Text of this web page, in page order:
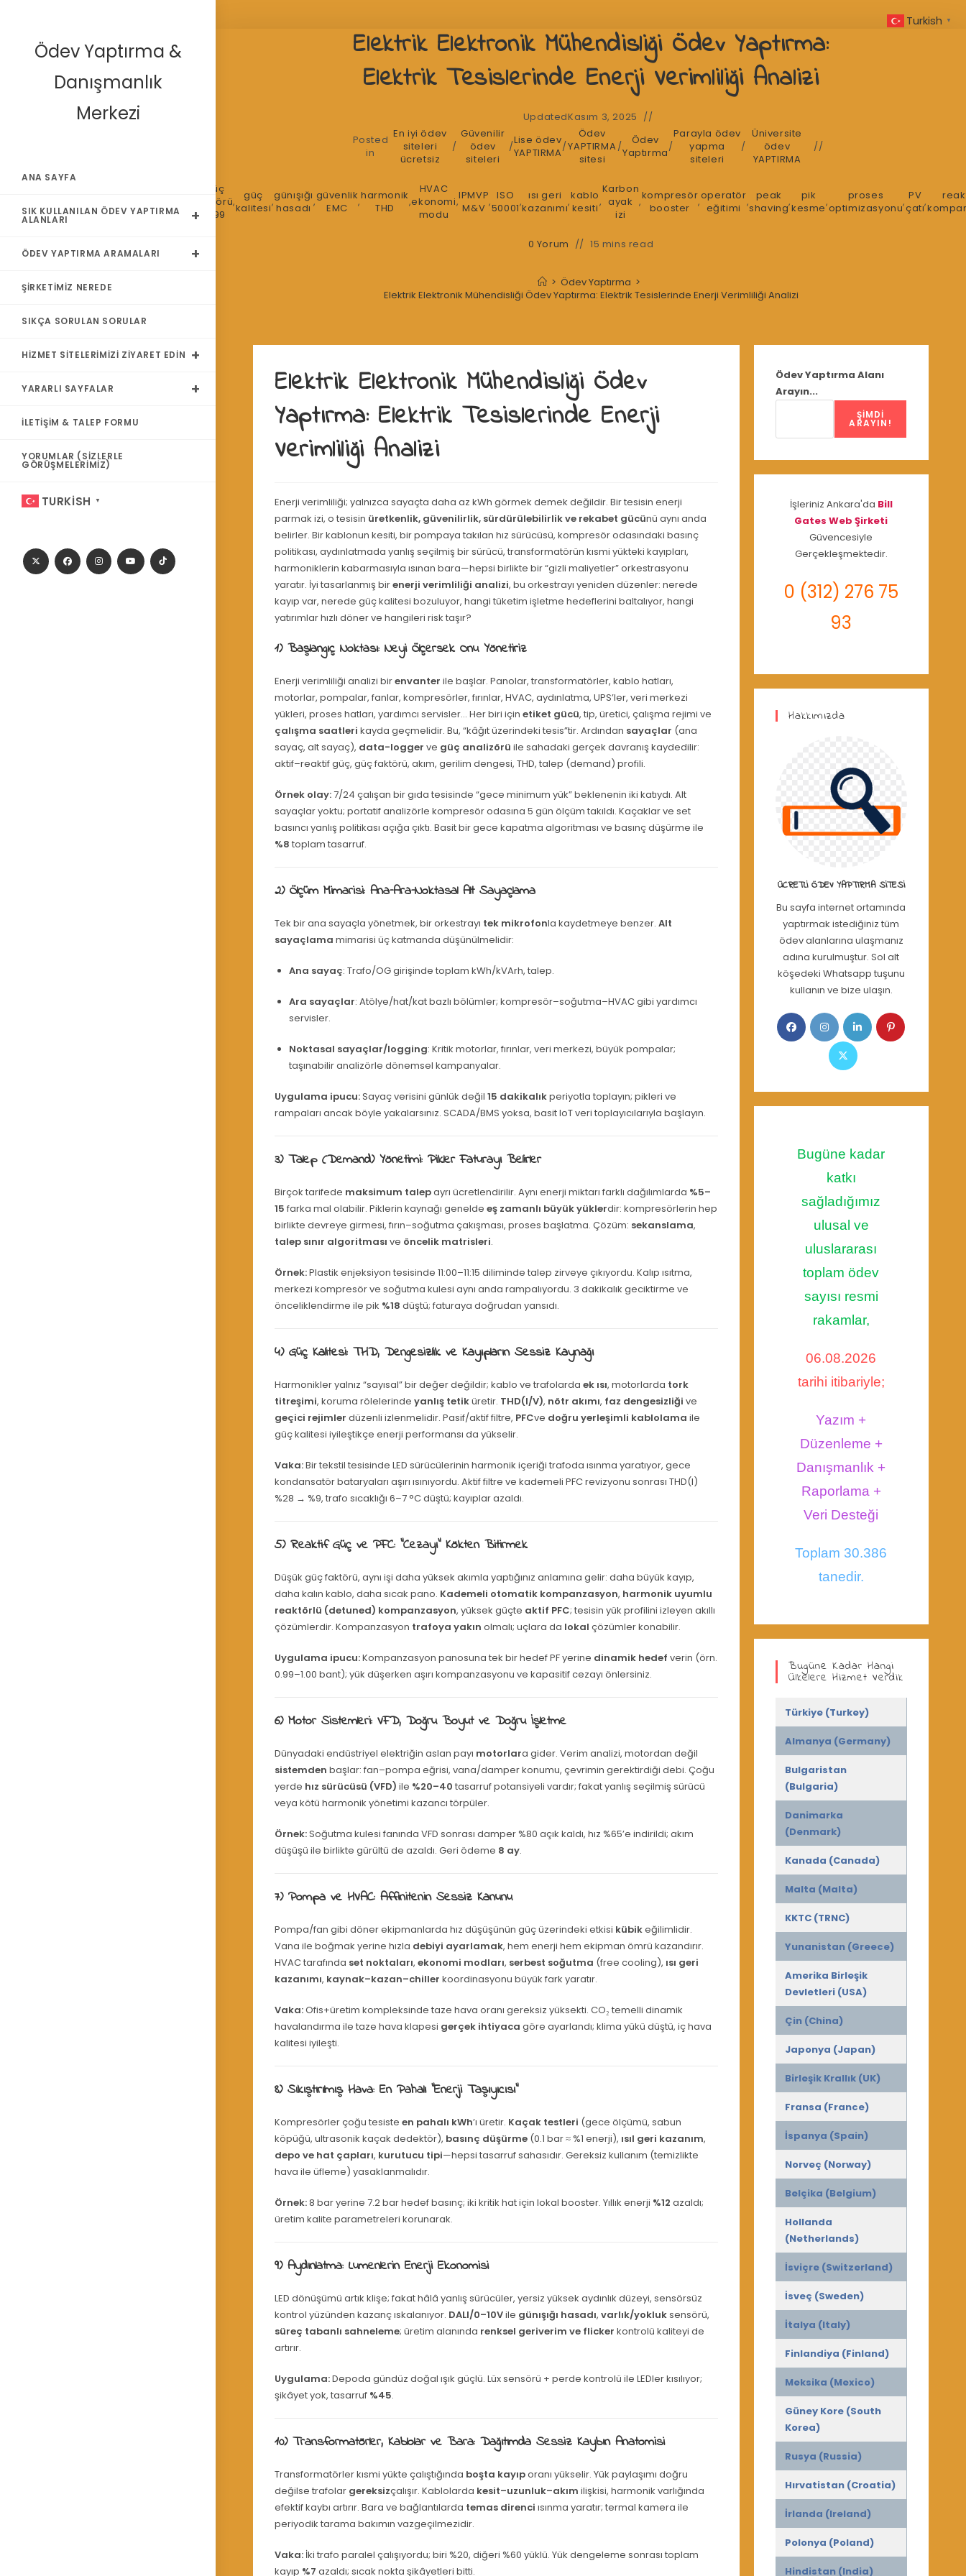
Ödev Yaptırma &
Danışmanlık
Merkezi
ANA SAYFA
SIK KULLANILAN ÖDEV YAPTIRMA
ALANLARI
ÖDEV YAPTIRMA ARAMALARI
ŞIRKETIMIZ NEREDE
SIKÇA SORULAN SORULAR
HIZMET SITELERIMIZI ZIYARET EDIN
YARARLI SAYFALAR
İLETIŞIM & TALEP FORMU
YORUMLAR (SIZLERLE
GÖRÜŞMELERIMIZ)
TURKISH ▼
Elektrik Elektronik Mühendisliği Ödev Yaptırma:
Elektrik Tesislerinde Enerji Verimliliği Analizi
UpdatedKasım 3, 2025
Posted
in
En iyi ödev
siteleri
ücretsiz
/
Güvenilir
ödev
siteleri
/Lise ödev
YAPTIRMA/
Ödev
YAPTIRMA
sitesi
/
Ödev
Yaptırma/
Parayla ödev
yapma
siteleri
/
Üniversite
ödev
YAPTIRMA
analizi
finansmanı affinite
geri
güç
faktörü
0.99
,
güç
kalitesi,günışığı
hasadı ,güvenlik
EMC
,harmonik
THD
,
HVAC
ekonomi
modu
,IPMVP
M&V , ISO
50001, ısı geri
kazanımı,kablo
kesiti,
Karbon
ayak
izi
,kompresör
booster
,operatör
eğitimi , peak
shaving,
pik
kesme,
proses
optimizasyonu, PV
çatı,
0 Yorum 15 mins read
> Ödev Yaptırma >
Elektrik Elektronik Mühendisliği Ödev Yaptırma: Elektrik Tesislerinde Enerji Verimliliği Analizi
Elektrik Elektronik Mühendisliği Ödev
Yaptırma: Elektrik Tesislerinde Enerji
Verimliliği Analizi
Enerji verimliliği; yalnızca sayaçta daha az kWh görmek demek değildir. Bir tesisin enerji
parmak izi, o tesisin üretkenlik, güvenilirlik, sürdürülebilirlik ve rekabet gücünü aynı anda
belirler. Bir kablonun kesiti, bir pompaya takılan hız sürücüsü, kompresör odasındaki basınç
politikası, aydınlatmada yanlış seçilmiş bir sürücü, transformatörün kısmi yükteki kayıpları,
harmoniklerin kabarmasıyla ısınan bara—hepsi birlikte bir “gizli maliyetler” orkestrasyonu
yaratır. İyi tasarlanmış birenerji verimliliği analizi, bu orkestrayı yeniden düzenler: nerede
kayıp var, nerede güç kalitesi bozuluyor, hangi tüketim işletme hedeflerini baltalıyor, hangi
yatırımlar hızlı döner ve hangileri risk taşır?
1) Başlangıç Noktası: Neyi Ölçersek Onu Yönetiriz
Enerji verimliliği analizi birenvanter ile başlar. Panolar, transformatörler, kablo hatları,
motorlar, pompalar, fanlar, kompresörler, fırınlar, HVAC, aydınlatma, UPS’ler, veri merkezi
yükleri, proses hatları, yardımcı servisler… Her biri içinetiket gücü, tip, üretici, çalışma rejimi ve
çalışma saatleri kayda geçmelidir. Bu, “kâğıt üzerindeki tesis”tir. Ardından sayaçlar (ana
sayaç, alt sayaç), data-logger ve güç analizörü ile sahadaki gerçek davranış kaydedilir:
aktif–reaktif güç, güç faktörü, akım, gerilim dengesi, THD, talep (demand) profili.
Örnek olay:7/24 çalışan bir gıda tesisinde “gece minimum yük” beklenenin iki katıydı. Alt
sayaçlar yoktu; portatif analizörle kompresör odasına 5 gün ölçüm takıldı. Kaçaklar ve set
basıncı yanlış politikası açığa çıktı. Basit bir gece kapatma algoritması ve basınç düşürme ile
%8 toplam tasarruf.
2) Ölçüm Mimarisi: Ana–Ara–Noktasal Alt Sayaçlama
Tek bir ana sayaçla yönetmek, bir orkestrayı tek mikrofonla kaydetmeye benzer.Alt
sayaçlama mimarisi üç katmanda düşünülmelidir:
Ana sayaç: Trafo/OG girişinde toplam kWh/kVArh, talep.
Ara sayaçlar: Atölye/hat/kat bazlı bölümler; kompresör–soğutma–HVAC gibi yardımcı
servisler.
Noktasal sayaçlar/logging: Kritik motorlar, fırınlar, veri merkezi, büyük pompalar;
taşınabilir analizörle dönemsel kampanyalar.
Uygulama ipucu:Sayaç verisini günlük değil15 dakikalıkperiyotla toplayın; pikleri ve
rampaları ancak böyle yakalarsınız. SCADA/BMS yoksa, basit IoT veri toplayıcılarıyla başlayın.
3) Talep (Demand) Yönetimi: Pikler Faturayı Belirler
Birçok tarifede maksimum talepayrı ücretlendirilir. Aynı enerji miktarı farklı dağılımlarda %5–
15 farka mal olabilir. Piklerin kaynağı geneldeeş zamanlı büyük yüklerdir: kompresörlerin hep
birlikte devreye girmesi, fırın–soğutma çakışması, proses başlatma. Çözüm: sekanslama,
talep sınır algoritması ve öncelik matrisleri.
Örnek:Plastik enjeksiyon tesisinde 11:00–11:15 diliminde talep zirveye çıkıyordu. Kalıp ısıtma,
merkezi kompresör ve soğutma kulesi aynı anda rampalıyordu. 3 dakikalık geciktirme ve
önceliklendirme ile pik %18 düştü; faturaya doğrudan yansıdı.
4) Güç Kalitesi: THD, Dengesizlik ve Kayıpların Sessiz Kaynağı
Harmonikler yalnız “sayısal” bir değer değildir; kablo ve trafolardaek ısı, motorlarda tork
titreşimi, koruma rölelerindeyanlış tetiküretir. THD(I/V), nötr akımı, faz dengesizliği ve
geçici rejimler düzenli izlenmelidir. Pasif/aktif filtre, PFCve doğru yerleşimli kablolama ile
güç kalitesi iyileştikçe enerji performansı da yükselir.
Vaka:Bir tekstil tesisinde LED sürücülerinin harmonik içeriği trafoda ısınma yaratıyor, gece
kondansatör bataryaları aşırı ısınıyordu. Aktif filtre ve kademeli PFC revizyonu sonrası THD(I)
%28 → %9, trafo sıcaklığı 6–7 °C düştü; kayıplar azaldı.
5) Reaktif Güç ve PFC: “Cezayı” Kökten Bitirmek
Düşük güç faktörü, aynı işi daha yüksek akımla yaptığınız anlamına gelir: daha büyük kayıp,
daha kalın kablo, daha sıcak pano. Kademeli otomatik kompanzasyon, harmonik uyumlu
reaktörlü (detuned) kompanzasyon, yüksek güçte aktif PFC; tesisin yük profilini izleyen akıllı
çözümlerdir. Kompanzasyon trafoya yakın olmalı; uçlara da lokal çözümler konabilir.
Uygulama ipucu:Kompanzasyon panosuna tek bir hedef PF yerine dinamik hedef verin (örn.
0.99–1.00 bant); yük düşerken aşırı kompanzasyonu ve kapasitif cezayı önlersiniz.
6) Motor Sistemleri: VFD, Doğru Boyut ve Doğru İşletme
Dünyadaki endüstriyel elektriğin aslan payı motorlara gider. Verim analizi, motordan değil
sistemden başlar: fan–pompa eğrisi, vana/damper konumu, çevrimin gerektirdiği debi. Çoğu
yerde hız sürücüsü (VFD) ile %20–40 tasarruf potansiyeli vardır; fakat yanlış seçilmiş sürücü
veya kötü harmonik yönetimi kazancı törpüler.
Örnek:Soğutma kulesi fanında VFD sonrası damper %80 açık kaldı, hız %65’e indirildi; akım
düşüşü ile birlikte gürültü de azaldı. Geri ödeme 8 ay.
7) Pompa ve HVAC: Affinitenin Sessiz Kanunu
Pompa/fan gibi döner ekipmanlarda hız düşüşünün güç üzerindeki etkisi kübikeğilimlidir.
Vana ile boğmak yerine hızla debiyi ayarlamak, hem enerji hem ekipman ömrü kazandırır.
HVAC tarafında set noktaları,ekonomi modları, serbest soğutma (free cooling), ısı geri
kazanımı, kaynak–kazan–chiller koordinasyonu büyük fark yaratır.
Vaka:Ofis+üretim kompleksinde taze hava oranı gereksiz yüksekti. CO₂ temelli dinamik
havalandırma ile taze hava klapesi gerçek ihtiyaca göre ayarlandı; klima yükü düştü, iç hava
kalitesi iyileşti.
8) Sıkıştırılmış Hava: En Pahalı “Enerji Taşıyıcısı”
Kompresörler çoğu tesisteen pahalı kWh’ı üretir. Kaçak testleri (gece ölçümü, sabun
köpüğü, ultrasonik kaçak dedektör), basınç düşürme (0.1 bar ≈ %1 enerji), ısıl geri kazanım,
depo ve hat çapları, kurutucu tipi—hepsi tasarruf sahasıdır. Gereksiz kullanım (temizlikte
hava ile üfleme) yasaklanmalıdır.
Örnek:8 bar yerine 7.2 bar hedef basınç; iki kritik hat için lokal booster. Yıllık enerji %12 azaldı;
üretim kalite parametreleri korunarak.
9) Aydınlatma: Lumenlerin Enerji Ekonomisi
LED dönüşümü artık klişe; fakat hâlâ yanlış sürücüler, yersiz yüksek aydınlık düzeyi, sensörsüz
kontrol yüzünden kazanç ıskalanıyor. DALI/0–10Vile günışığı hasadı,varlık/yokluksensörü,
süreç tabanlı sahneleme; üretim alanında renksel geriverim ve flicker kontrolü kaliteyi de
artırır.
Uygulama:Depoda gündüz doğal ışık güçlü. Lüx sensörü + perde kontrolü ile LEDler kısılıyor;
şikâyet yok, tasarruf %45.
10) Transformatörler, Kablolar ve Bara: Dağıtımda Sessiz Kaybın Anatomisi
Transformatörler kısmi yükte çalıştığında boşta kayıporanı yükselir. Yük paylaşımı doğru
değilse trafolar gereksizçalışır. Kablolarda kesit–uzunluk–akım ilişkisi, harmonik varlığında
efektif kaybı artırır. Bara ve bağlantılarda temas direnci ısınma yaratır; termal kamera ile
periyodik tarama bakımın vazgeçilmezidir.
Vaka: İki trafo paralel çalışıyordu; biri %20, diğeri %60 yüklü. Yük dengeleme sonrası toplam
kayıp %7 azaldı; sıcak nokta şikâyetleri bitti.
Ödev Yaptırma Alanı
Arayın...
ŞIMDI
ARAYIN!
İşleriniz Ankara'da Bill
Gates Web Şirketi
Güvencesiyle
Gerçekleşmektedir.
0 (312) 276 75
93
Hakkımızda
ÜCRETLI ÖDEV YAPTIRMA SITESI
Bu sayfa internet ortamında
yaptırmak istediğiniz tüm
ödev alanlarına ulaşmanız
adına kurulmuştur. Sol alt
köşedeki Whatsapp tuşunu
kullanın ve bize ulaşın.
Opens
in
tab
Opens
in
a
new
tab
Opens
in
tab
Opens
tab
Opens
new
Bugüne kadar
katkı
sağladığımız
ulusal ve
uluslararası
toplam ödev
sayısı resmi
rakamlar,
06.08.2026
tarihi itibariyle;
Yazım +
Düzenleme +
Danışmanlık +
Raporlama +
Veri Desteği
Toplam 30.386
tanedir.
Bugüne Kadar Hangi
Ülkelere Hizmet Verdik
Türkiye (Turkey)
Almanya (Germany)
Bulgaristan
(Bulgaria)
Danimarka
(Denmark)
Kanada (Canada)
Malta (Malta)
KKTC (TRNC)
Yunanistan (Greece)
Amerika Birleşik
Devletleri (USA)
Çin (China)
Japonya (Japan)
Birleşik Krallık (UK)
Fransa (France)
İspanya (Spain)
Norveç (Norway)
Belçika (Belgium)
Hollanda
(Netherlands)
İsviçre (Switzerland)
İsveç (Sweden)
İtalya (Italy)
Finlandiya (Finland)
Meksika (Mexico)
Güney Kore (South
Korea)
Rusya (Russia)
Hırvatistan (Croatia)
İrlanda (Ireland)
Polonya (Poland)
Hindistan (India)
Turkish ▼